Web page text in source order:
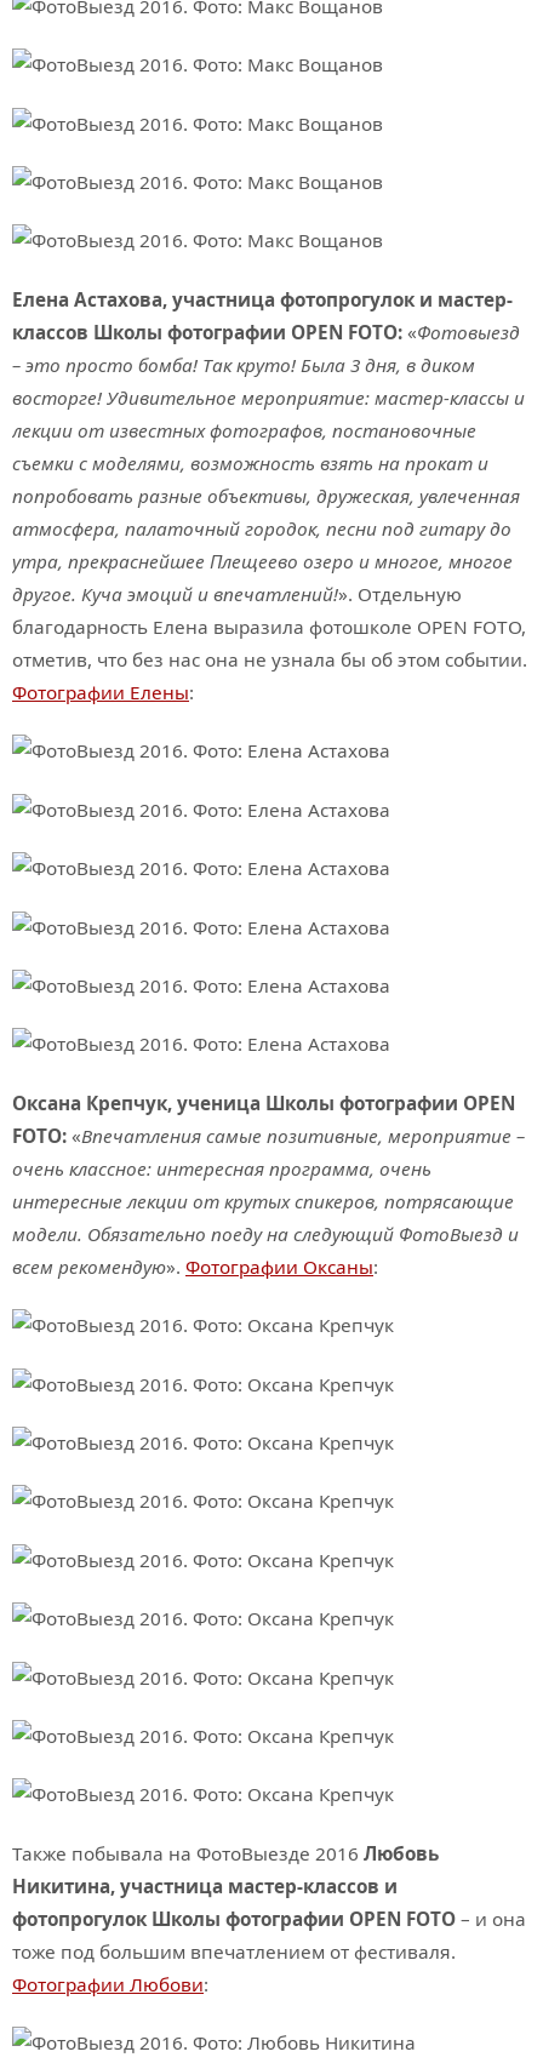
Елена Астахова, участница фотопрогулок и мастер-
классов Школы фотографии OPEN FOTO: «Фотовыезд
– это просто бомба! Так круто! Была 3 дня, в диком
восторге! Удивительное мероприятие: мастер-классы и
лекции от известных фотографов, постановочные
съемки с моделями, возможность взять на прокат и
попробовать разные объективы, дружеская, увлеченная
атмосфера, палаточный городок, песни под гитару до
утра, прекраснейшее Плещеево озеро и многое, многое
другое. Куча эмоций и впечатлений!». Отдельную
благодарность Елена выразила фотошколе OPEN FOTO,
отметив, что без нас она не узнала бы об этом событии.
Фотографии Елены:
Оксана Крепчук, ученица Школы фотографии OPEN
FOTO: «Впечатления самые позитивные, мероприятие –
очень классное: интересная программа, очень
интересные лекции от крутых спикеров, потрясающие
модели. Обязательно поеду на следующий ФотоВыезд и
всем рекомендую». Фотографии Оксаны:
Также побывала на ФотоВыезде 2016 Любовь
Никитина, участница мастер-классов и
фотопрогулок Школы фотографии OPEN FOTO – и она
тоже под большим впечатлением от фестиваля.
Фотографии Любови: